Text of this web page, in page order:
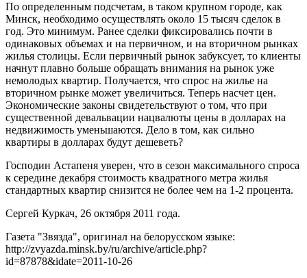
По определенным подсчетам, в таком крупном городе, как
Минск, необходимо осуществлять около 15 тысяч сделок в
год. Это минимум. Ранее сделки фиксировались почти в
одинаковых объемах и на первичном, и на вторичном рынках
жилья столицы. Если первичный рынок забуксует, то клиенты
начнут плавно больше обращать внимания на рынок уже
немолодых квартир. Получается, что спрос на жилье на
вторичном рынке может увеличиться. Теперь насчет цен.
Экономические законы свидетельствуют о том, что при
существенной девальвации нацвалюты цены в долларах на
недвижимость уменьшаются. Дело в том, как сильно
квартиры в долларах будут дешеветь?
Господин Астапеня уверен, что в сезон максимального спроса
к середине декабря стоимость квадратного метра жилья
стандартных квартир снизится не более чем на 1-2 процента.
Сергей Куркач, 26 октября 2011 года.
Газета "Звязда", оригинал на белорусском языке:
http://zvyazda.minsk.by/ru/archive/article.php?
id=87878&idate=2011-10-26